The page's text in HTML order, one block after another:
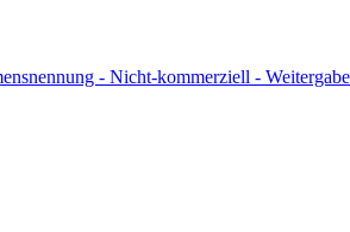
- Nicht-kommerziell -